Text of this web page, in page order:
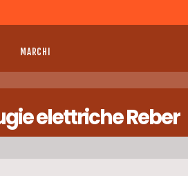
MARCHI
elettriche Reber